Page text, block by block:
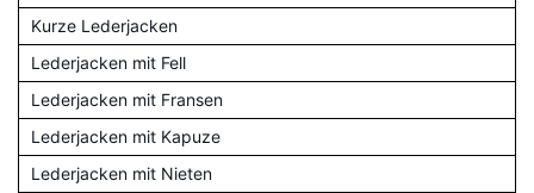
Kurze Lederjacken
Lederjacken mit Fell
Lederjacken mit Fransen
Lederjacken mit Kapuze
Lederjacken mit Nieten